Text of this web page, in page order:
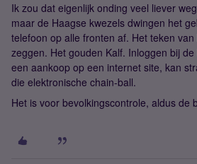
Ik zou dat eigenlijk onding veel liever
maar de Haagse kwezels dwingen het
telefoon op alle fronten af. Het teken
zeggen. Het gouden Kalf. Inloggen bij
een aankoop op een internet site, kan
die elektronische chain-ball.
Het is voor bevolkingscontrole, aldus de